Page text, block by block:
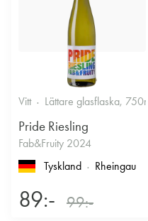
Vitt Lättare glasflaska, 750ml
Pride Riesling
Fab&Fruity 2024
Tyskland
Rheingau
89:- 99:-